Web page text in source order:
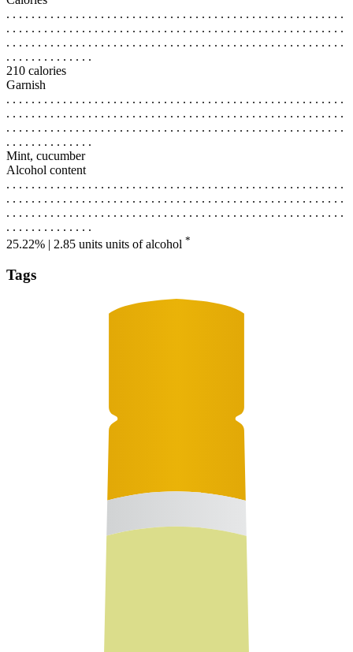
. . . . . . . . . . . . . . . . . . . . . . . . . . . . . . . . . . . . . . . . . . . . . . . . . . . . . .
. . . . . . . . . . . . . . . . . . . . . . . . . . . . . . . . . . . . . . . . . . . . . . . . . . . . . .
. . . . . . . . . . . . . . . . . . . . . . . . . . . . . . . . . . . . . . . . . . . . . . . . . . . . . .
. . . . . . . . . . . . . .
210 calories
Garnish
. . . . . . . . . . . . . . . . . . . . . . . . . . . . . . . . . . . . . . . . . . . . . . . . . . . . . .
. . . . . . . . . . . . . . . . . . . . . . . . . . . . . . . . . . . . . . . . . . . . . . . . . . . . . .
. . . . . . . . . . . . . . . . . . . . . . . . . . . . . . . . . . . . . . . . . . . . . . . . . . . . . .
. . . . . . . . . . . . . .
Mint, cucumber
Alcohol content
. . . . . . . . . . . . . . . . . . . . . . . . . . . . . . . . . . . . . . . . . . . . . . . . . . . . . .
. . . . . . . . . . . . . . . . . . . . . . . . . . . . . . . . . . . . . . . . . . . . . . . . . . . . . .
. . . . . . . . . . . . . . . . . . . . . . . . . . . . . . . . . . . . . . . . . . . . . . . . . . . . . .
. . . . . . . . . . . . . .
25.22% | 2.85 units units of alcohol *
Tags